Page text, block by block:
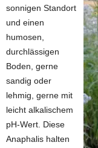
sonnigen Standort
und einen
humosen,
durchlässigen
Boden, gerne
sandig oder
lehmig, gerne mit
leicht alkalischem
pH-Wert. Diese
Anaphalis halten